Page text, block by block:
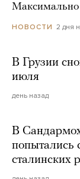
Максимально
НОВОСТИ 2 дня
В Грузии
июля
день назад
В
попытались
сталинских